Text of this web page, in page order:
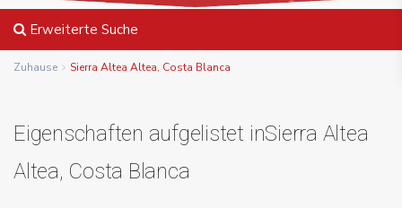
Erweiterte Suche
Zuhause Sierra Altea Altea, Costa Blanca
Eigenschaften aufgelistet inSierra Altea
Altea, Costa Blanca